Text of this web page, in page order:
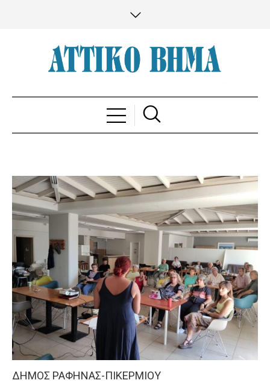
ΔΗΜΟΣ ΡΑΦΗΝΑΣ-ΠΙΚΕΡΜΙΟΥ